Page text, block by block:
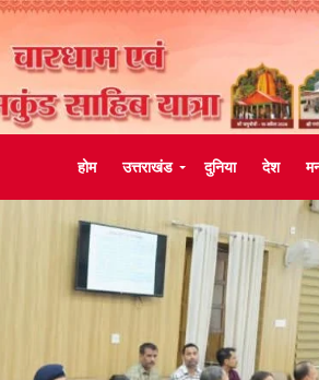
होम उत्तराखंड दुनिया देश